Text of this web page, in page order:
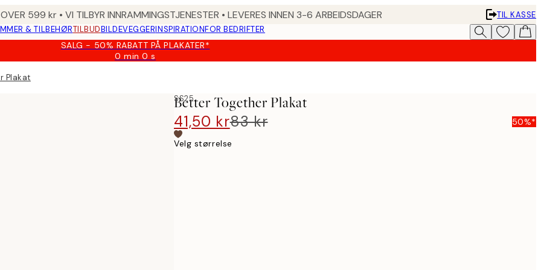
599 kr • VI TILBYR INNRAMMINGSTJENESTER • LEVERES INNEN 3-6 ARBEIDSDAGER
TIL KASSE
& TILBEHØRTILBUDBILDEVEGGERINSPIRATIONFOR BEDRIFTER
SALG - 50% RABATT PÅ PLAKATER*
0 min0 s
Gyldig
Plakat
SS25
Better Together Plakat
41,50 kr83 kr 50%*
Velg størrelse